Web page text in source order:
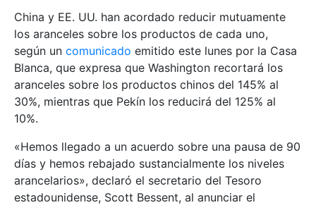
China y EE. UU. han acordado reducir mutuamente
los aranceles sobre los productos de cada uno,
según un comunicado emitido este lunes por la Casa
Blanca, que expresa que Washington recortará los
aranceles sobre los productos chinos del 145% al
30%, mientras que Pekín los reducirá del 125% al
10%.
«Hemos llegado a un acuerdo sobre una pausa de 90
días y hemos rebajado sustancialmente los niveles
arancelarios», declaró el secretario del Tesoro
estadounidense, Scott Bessent, al anunciar el